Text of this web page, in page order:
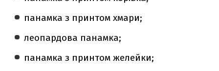
панамка з принтом хмари;
леопардова панамка;
панамка з принтом желейки;